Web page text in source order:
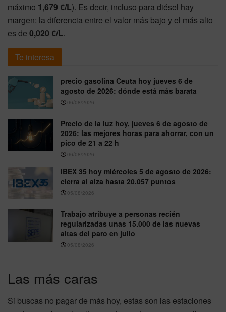
máximo 1,679 €/L). Es decir, incluso para diésel hay
margen: la diferencia entre el valor más bajo y el más alto
es de 0,020 €/L.
Te interesa
precio gasolina Ceuta hoy jueves 6 de
agosto de 2026: dónde está más barata
06/08/2026
Precio de la luz hoy, jueves 6 de agosto de
2026: las mejores horas para ahorrar, con un
pico de 21 a 22 h
06/08/2026
IBEX 35 hoy miércoles 5 de agosto de 2026:
cierra al alza hasta 20.057 puntos
05/08/2026
Trabajo atribuye a personas recién
regularizadas unas 15.000 de las nuevas
altas del paro en julio
05/08/2026
Las más caras
Si buscas no pagar de más hoy, estas son las estaciones